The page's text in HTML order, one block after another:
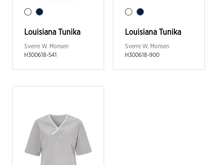
Louisiana Tunika
Sverre W. Monsen
H300618-541
Louisiana Tunika
Sverre W. Monsen
H300618-900